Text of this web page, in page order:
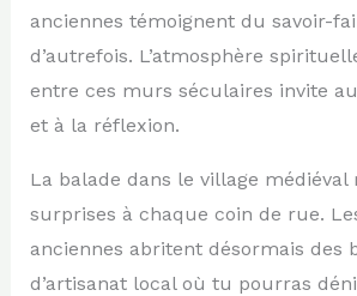
anciennes témoignent du savoir-
d’autrefois. L’atmosphère
entre ces murs séculaires invite
et à la réflexion.
La balade dans le village médiéval
surprises à chaque coin de rue.
anciennes abritent désormais des
d’artisanat local où tu pourras